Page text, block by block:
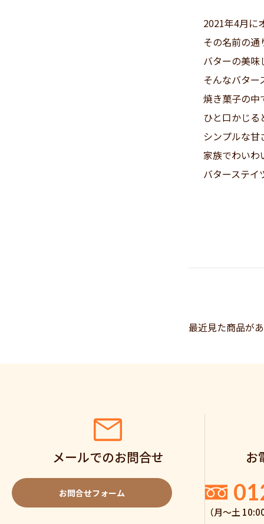
2021年4月に
その名前の通
バターの美味
そんなバタ
焼き菓子の中
ひと口かじ
シンプルな甘
家族でわいわ
バターステイ
最近見た商品が
メールでのお問合せ
お問合せフォーム
お
（月〜土